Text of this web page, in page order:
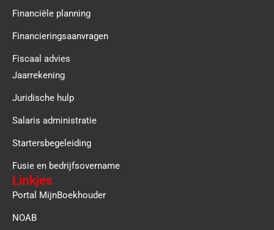
Financiële planning
Financieringsaanvragen
Fiscaal advies
Jaarrekening
Juridische hulp
Salaris administratie
Startersbegeleiding
Fusie en bedrijfsovername
Linkjes
Portal MijnBoekhouder
NOAB